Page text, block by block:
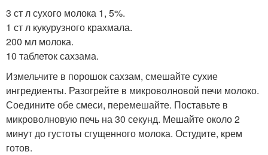
3 ст л сухого молока 1, 5%.
1 ст л кукурузного крахмала.
200 мл молока.
10 таблеток сахзама.
Измельчите в порошок сахзам, смешайте сухие
ингредиенты. Разогрейте в микроволновой печи молоко.
Соедините обе смеси, перемешайте. Поставьте в
микроволновую печь на 30 секунд. Мешайте около 2
минут до густоты сгущенного молока. Остудите, крем
готов.